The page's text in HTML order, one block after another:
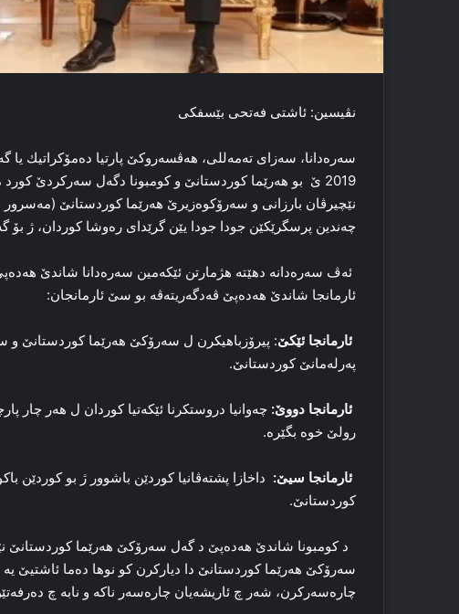
نڤیسین: ئاشتى فەتحى بێسفكى
2019 ێ بو هەرێما كوردستانێ و كومبونا دگەل سەركردێ
نێچيرڤان بارزانى و سەرۆكوەزيرێ هەرێما كوردستانێ
چەندين پرسگرێكێن جودا جودا يێن گرێداى رەوشا كوردان، ژ
ئەڤ سەرەدانە دهێتە هژمارتن ئێكەمين سەرەدانا شاندێ
ئارمانجا شاندێ هەدەپێ ڤەدگەريتەڤە بو سێ ئارمانجان:
ئارمانجا ئێكێ: پيرۆزباهيكرن ل سەرۆكێ هەرێما كوردستانێ و
پەرلەمانێ كوردستانێ.
ئارمانجا دووێ: چەوانيا دروستكرنا ئێكەتيا كوردان ل هەر
رولێ خوە بگێرە.
ئارمانجا سيێ: داخازا پشتەڤانيا كوردێن باشوور ژ بو كوردێن
كوردستانێ.
د كومبونا شاندێ هەدەپێ د گەل سەرۆكێ هەرێما كوردستانێ
سەرۆكێ هەرێما كوردستانێ دا دياركرن كو نوھا دەما ئاشتيێ يە
چارەسەركرن، شەر چ ئاريشەيان چارەسەر ناكە و نابە چ